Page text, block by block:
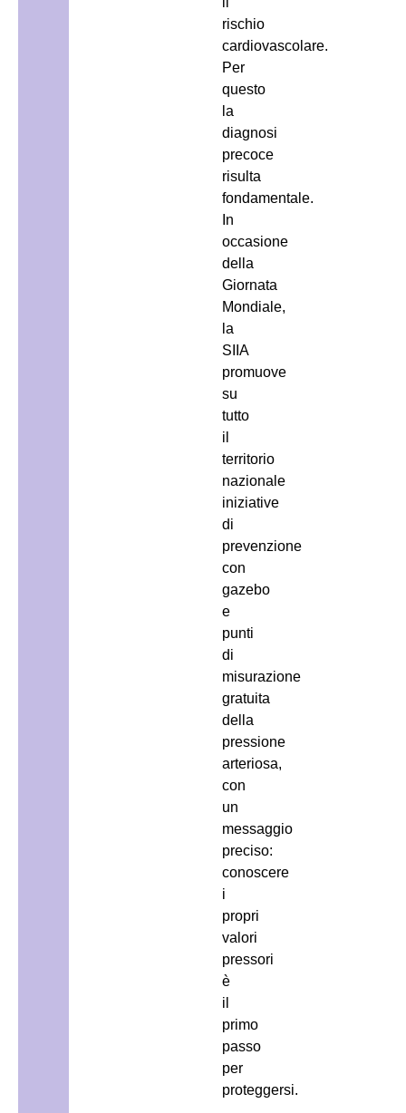
rischio
cardiovascolare.
Per
questo
la
diagnosi
precoce
risulta
fondamentale.
In
occasione
della
Giornata
Mondiale,
la
SIIA
promuove
su
tutto
il
territorio
nazionale
iniziative
di
prevenzione
con
gazebo
e
punti
di
misurazione
gratuita
della
pressione
arteriosa,
con
un
messaggio
preciso:
conoscere
i
propri
valori
pressori
è
il
primo
passo
per
proteggersi.